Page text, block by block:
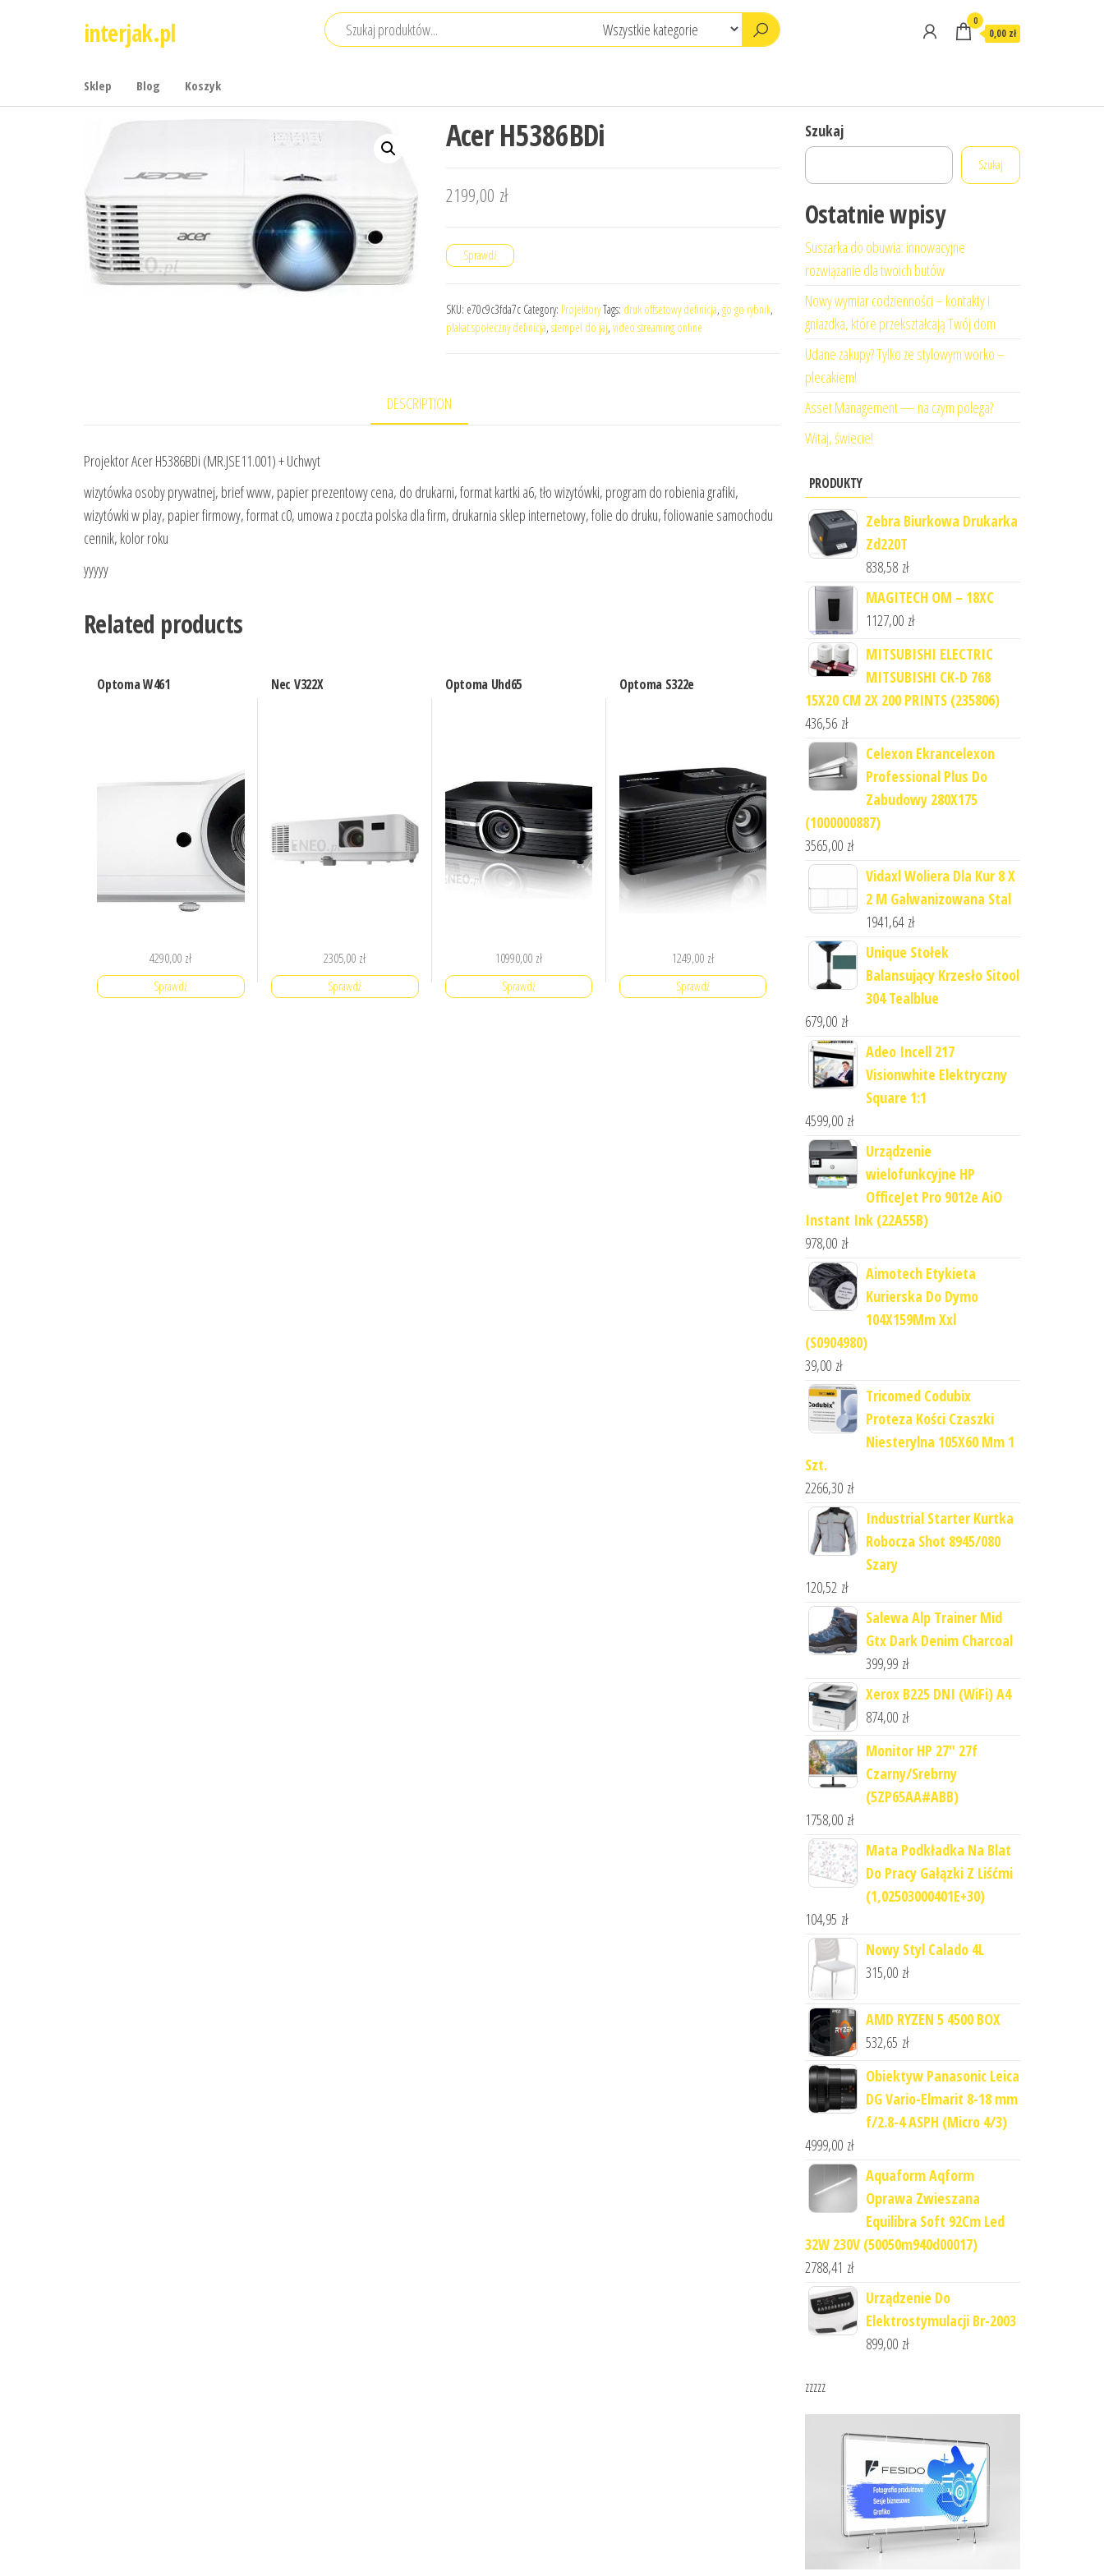
interjak.pl 0
0,00 zł
Sklep Blog Koszyk
Acer H5386BDi
2199,00 zł
Sprawdź
SKU: e70c9c3fda7c Category: ProjektoryTags: druk offsetowy definicja, go go rybnik,
plakat społeczny definicja, stempel do jaj, video streaming online
DESCRIPTION
Projektor Acer H5386BDi (MR.JSE11.001) + Uchwyt
wizytówka osoby prywatnej, brief www, papier prezentowy cena, do drukarni, format kartki a6, tło wizytówki, program do robienia grafiki,
wizytówki w play, papier firmowy, format c0, umowa z poczta polska dla firm, drukarnia sklep internetowy, folie do druku, foliowanie samochodu
cennik, kolor roku
yyyyy
Related products
Optoma W461
4290,00 zł
Sprawdź
Nec V322X
2305,00 zł
Sprawdź
Optoma Uhd65
10990,00 zł
Sprawdź
Optoma S322e
1249,00 zł
Sprawdź
Szukaj
Szukaj
Ostatnie wpisy
Suszarka do obuwia: innowacyjne
rozwiązanie dla twoich butów
Nowy wymiar codzienności – kontakty i
gniazdka, które przekształcają Twój dom
Udane zakupy? Tylko ze stylowym worko –
plecakiem!
Asset Management — na czym polega?
Witaj, świecie!
PRODUKTY
Zebra Biurkowa Drukarka
Zd220T
838,58 zł
MAGITECH OM – 18XC
1127,00 zł
MITSUBISHI ELECTRIC
MITSUBISHI CK-D 768
15X20 CM 2X 200 PRINTS (235806)
436,56 zł
Celexon Ekrancelexon
Professional Plus Do
Zabudowy 280X175
(1000000887)
3565,00 zł
Vidaxl Woliera Dla Kur 8 X
2 M Galwanizowana Stal
1941,64 zł
Unique Stołek
Balansujący Krzesło Sitool
304 Tealblue
679,00 zł
Adeo Incell 217
Visionwhite Elektryczny
Square 1:1
4599,00 zł
Urządzenie
wielofunkcyjne HP
OfficeJet Pro 9012e AiO
Instant Ink (22A55B)
978,00 zł
Aimotech Etykieta
Kurierska Do Dymo
104X159Mm Xxl
(S0904980)
39,00 zł
Tricomed Codubix
Proteza Kości Czaszki
Niesterylna 105X60 Mm 1
Szt.
2266,30 zł
Industrial Starter Kurtka
Robocza Shot 8945/080
Szary
120,52 zł
Salewa Alp Trainer Mid
Gtx Dark Denim Charcoal
399,99 zł
Xerox B225 DNI (WiFi) A4
874,00 zł
Monitor HP 27" 27f
Czarny/Srebrny
(5ZP65AA#ABB)
1758,00 zł
Mata Podkładka Na Blat
Do Pracy Gałązki Z Liśćmi
(1,02503000401E+30)
104,95 zł
Nowy Styl Calado 4L
315,00 zł
AMD RYZEN 5 4500 BOX
532,65 zł
Obiektyw Panasonic Leica
DG Vario-Elmarit 8-18 mm
f/2.8-4 ASPH (Micro 4/3)
4999,00 zł
Aquaform Aqform
Oprawa Zwieszana
Equilibra Soft 92Cm Led
32W 230V (50050m940d00017)
2788,41 zł
Urządzenie Do
Elektrostymulacji Br-2003
899,00 zł
zzzzz